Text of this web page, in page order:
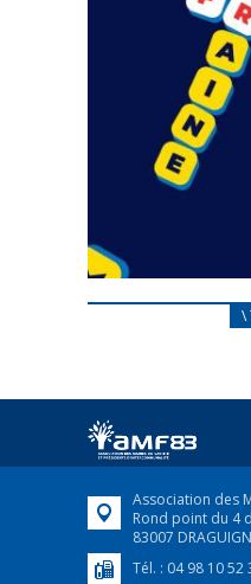
CARNET
Afin
FEUILLETER
\
Association des
Rond point du 4
83007
Tél. : 04 98 10 52